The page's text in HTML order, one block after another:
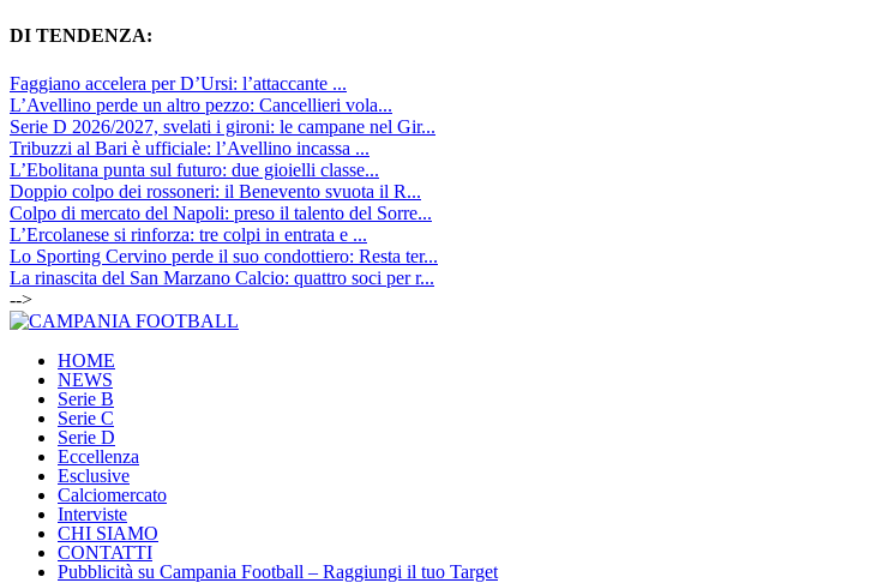
DI TENDENZA:
Faggiano accelera per D’Ursi: l’attaccante ...
L’Avellino perde un altro pezzo: Cancellieri vola...
Serie D 2026/2027, svelati i gironi: le campane nel Gir...
Tribuzzi al Bari è ufficiale: l’Avellino incassa ...
L’Ebolitana punta sul futuro: due gioielli classe...
Doppio colpo dei rossoneri: il Benevento svuota il R...
Colpo di mercato del Napoli: preso il talento del Sorre...
L’Ercolanese si rinforza: tre colpi in entrata e ...
Lo Sporting Cervino perde il suo condottiero: Resta ter...
La rinascita del San Marzano Calcio: quattro soci per r...
-->
HOME
NEWS
Serie B
Serie C
Serie D
Eccellenza
Esclusive
Calciomercato
Interviste
CHI SIAMO
CONTATTI
Pubblicità su Campania Football – Raggiungi il tuo Target